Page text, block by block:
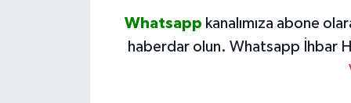
Whatsapp kanalımıza abone
haberdar olun. Whatsapp İhbar